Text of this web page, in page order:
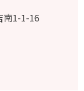
南1-1-16